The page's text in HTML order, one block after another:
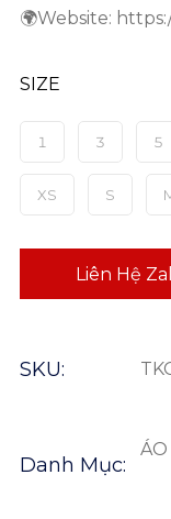
🌍Website:
Liên Hệ
SKU:
Danh Mục:
ÁO
1 3 5
XS S
SIZE